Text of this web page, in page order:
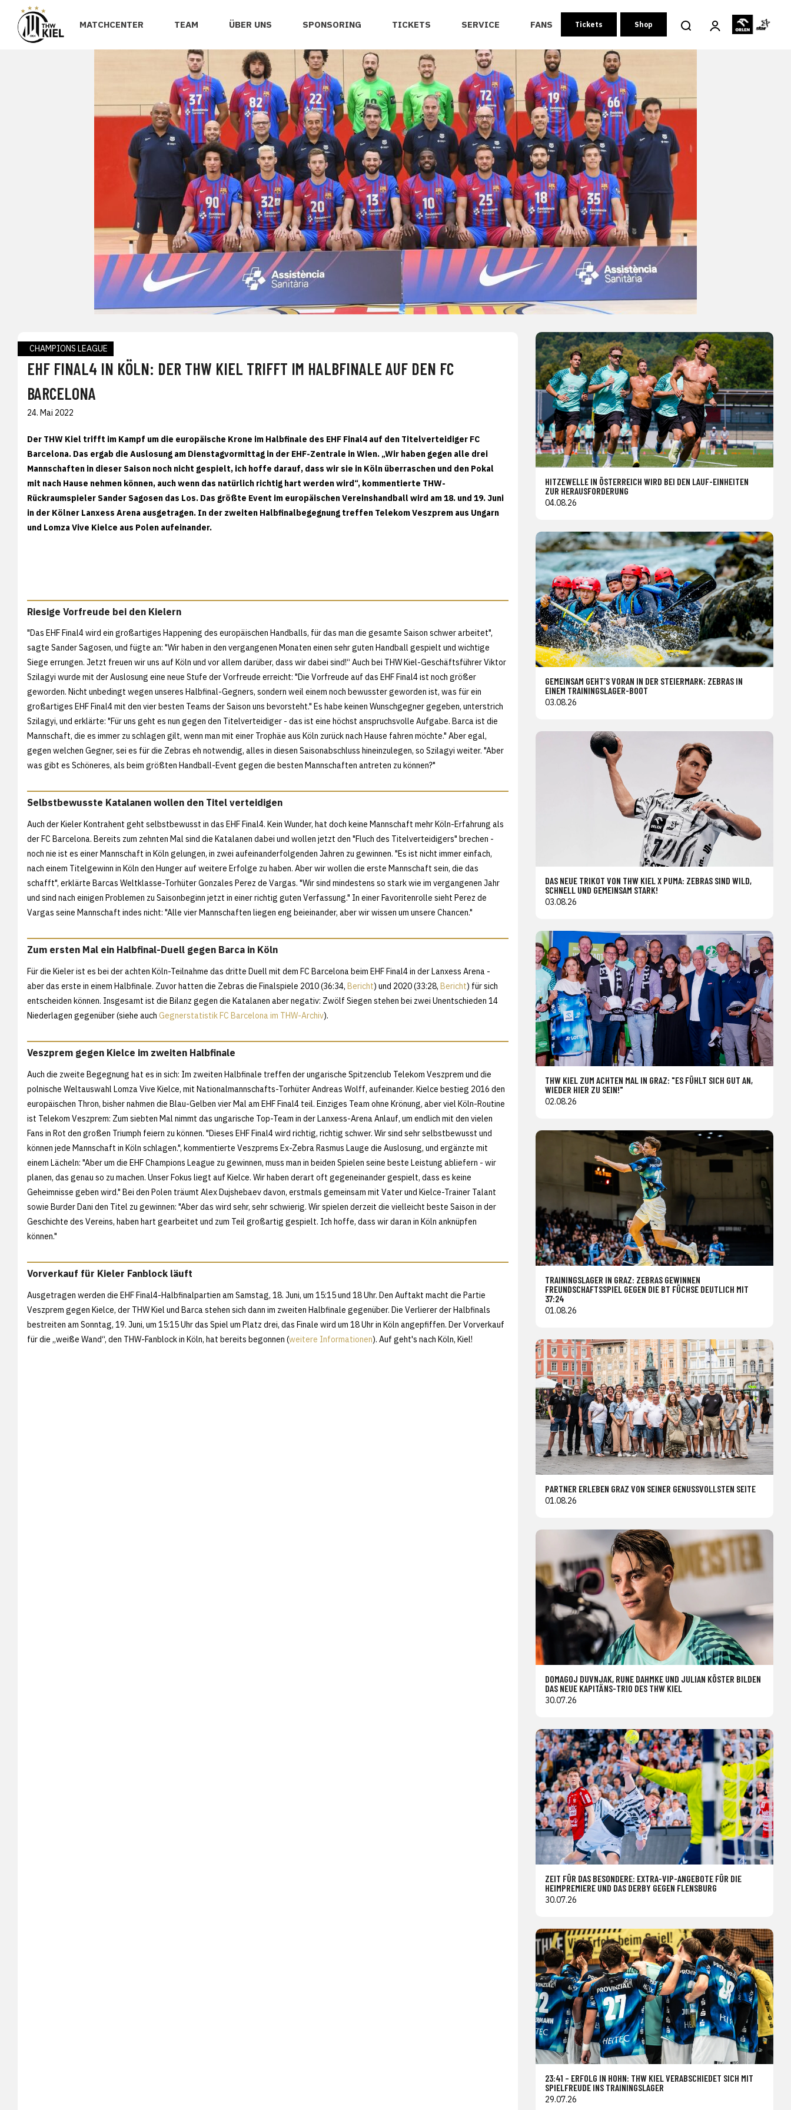
MATCHCENTER TEAM ÜBER UNS SPONSORING TICKETS SERVICE FANS Tickets Shop
CHAMPIONS LEAGUE
EHF FINAL4 IN KÖLN: DER THW KIEL TRIFFT IM HALBFINALE AUF DEN FC
BARCELONA
24. Mai 2022
Der THW Kiel trifft im Kampf um die europäische Krone im Halbfinale des EHF Final4 auf den Titelverteidiger FC
Barcelona. Das ergab die Auslosung am Dienstagvormittag in der EHF-Zentrale in Wien. „Wir haben gegen alle drei
Mannschaften in dieser Saison noch nicht gespielt, ich hoffe darauf, dass wir sie in Köln überraschen und den Pokal
mit nach Hause nehmen können, auch wenn das natürlich richtig hart werden wird“, kommentierte THW-
Rückraumspieler Sander Sagosen das Los. Das größte Event im europäischen Vereinshandball wird am 18. und 19. Juni
in der Kölner Lanxess Arena ausgetragen. In der zweiten Halbfinalbegegnung treffen Telekom Veszprem aus Ungarn
und Lomza Vive Kielce aus Polen aufeinander.
Riesige Vorfreude bei den Kielern
"Das EHF Final4 wird ein großartiges Happening des europäischen Handballs, für das man die gesamte Saison schwer arbeitet",
sagte Sander Sagosen, und fügte an: "Wir haben in den vergangenen Monaten einen sehr guten Handball gespielt und wichtige
Siege errungen. Jetzt freuen wir uns auf Köln und vor allem darüber, dass wir dabei sind!“ Auch bei THW Kiel-Geschäftsführer Viktor
Szilagyi wurde mit der Auslosung eine neue Stufe der Vorfreude erreicht: "Die Vorfreude auf das EHF Final4 ist noch größer
geworden. Nicht unbedingt wegen unseres Halbfinal-Gegners, sondern weil einem noch bewusster geworden ist, was für ein
großartiges EHF Final4 mit den vier besten Teams der Saison uns bevorsteht." Es habe keinen Wunschgegner gegeben, unterstrich
Szilagyi, und erklärte: "Für uns geht es nun gegen den Titelverteidiger - das ist eine höchst anspruchsvolle Aufgabe. Barca ist die
Mannschaft, die es immer zu schlagen gilt, wenn man mit einer Trophäe aus Köln zurück nach Hause fahren möchte." Aber egal,
gegen welchen Gegner, sei es für die Zebras eh notwendig, alles in diesen Saisonabschluss hineinzulegen, so Szilagyi weiter. "Aber
was gibt es Schöneres, als beim größten Handball-Event gegen die besten Mannschaften antreten zu können?"
Selbstbewusste Katalanen wollen den Titel verteidigen
Auch der Kieler Kontrahent geht selbstbewusst in das EHF Final4. Kein Wunder, hat doch keine Mannschaft mehr Köln-Erfahrung als
der FC Barcelona. Bereits zum zehnten Mal sind die Katalanen dabei und wollen jetzt den "Fluch des Titelverteidigers" brechen -
noch nie ist es einer Mannschaft in Köln gelungen, in zwei aufeinanderfolgenden Jahren zu gewinnen. "Es ist nicht immer einfach,
nach einem Titelgewinn in Köln den Hunger auf weitere Erfolge zu haben. Aber wir wollen die erste Mannschaft sein, die das
schafft", erklärte Barcas Weltklasse-Torhüter Gonzales Perez de Vargas. "Wir sind mindestens so stark wie im vergangenen Jahr
und sind nach einigen Problemen zu Saisonbeginn jetzt in einer richtig guten Verfassung." In einer Favoritenrolle sieht Perez de
Vargas seine Mannschaft indes nicht: "Alle vier Mannschaften liegen eng beieinander, aber wir wissen um unsere Chancen."
Zum ersten Mal ein Halbfinal-Duell gegen Barca in Köln
Für die Kieler ist es bei der achten Köln-Teilnahme das dritte Duell mit dem FC Barcelona beim EHF Final4 in der Lanxess Arena -
aber das erste in einem Halbfinale. Zuvor hatten die Zebras die Finalspiele 2010 (36:34, Bericht) und 2020 (33:28, Bericht) für sich
entscheiden können. Insgesamt ist die Bilanz gegen die Katalanen aber negativ: Zwölf Siegen stehen bei zwei Unentschieden 14
Niederlagen gegenüber (siehe auch Gegnerstatistik FC Barcelona im THW-Archiv).
Veszprem gegen Kielce im zweiten Halbfinale
Auch die zweite Begegnung hat es in sich: Im zweiten Halbfinale treffen der ungarische Spitzenclub Telekom Veszprem und die
polnische Weltauswahl Lomza Vive Kielce, mit Nationalmannschafts-Torhüter Andreas Wolff, aufeinander. Kielce bestieg 2016 den
europäischen Thron, bisher nahmen die Blau-Gelben vier Mal am EHF Final4 teil. Einziges Team ohne Krönung, aber viel Köln-Routine
ist Telekom Veszprem: Zum siebten Mal nimmt das ungarische Top-Team in der Lanxess-Arena Anlauf, um endlich mit den vielen
Fans in Rot den großen Triumph feiern zu können. "Dieses EHF Final4 wird richtig, richtig schwer. Wir sind sehr selbstbewusst und
können jede Mannschaft in Köln schlagen.", kommentierte Veszprems Ex-Zebra Rasmus Lauge die Auslosung, und ergänzte mit
einem Lächeln: "Aber um die EHF Champions League zu gewinnen, muss man in beiden Spielen seine beste Leistung abliefern - wir
planen, das genau so zu machen. Unser Fokus liegt auf Kielce. Wir haben derart oft gegeneinander gespielt, dass es keine
Geheimnisse geben wird." Bei den Polen träumt Alex Dujshebaev davon, erstmals gemeinsam mit Vater und Kielce-Trainer Talant
sowie Burder Dani den Titel zu gewinnen: "Aber das wird sehr, sehr schwierig. Wir spielen derzeit die vielleicht beste Saison in der
Geschichte des Vereins, haben hart gearbeitet und zum Teil großartig gespielt. Ich hoffe, dass wir daran in Köln anknüpfen
können."
Vorverkauf für Kieler Fanblock läuft
Ausgetragen werden die EHF Final4-Halbfinalpartien am Samstag, 18. Juni, um 15:15 und 18 Uhr. Den Auftakt macht die Partie
Veszprem gegen Kielce, der THW Kiel und Barca stehen sich dann im zweiten Halbfinale gegenüber. Die Verlierer der Halbfinals
bestreiten am Sonntag, 19. Juni, um 15:15 Uhr das Spiel um Platz drei, das Finale wird um 18 Uhr in Köln angepfiffen. Der Vorverkauf
für die „weiße Wand“, den THW-Fanblock in Köln, hat bereits begonnen (weitere Informationen). Auf geht's nach Köln, Kiel!
HITZEWELLE IN ÖSTERREICH WIRD BEI DEN LAUF-EINHEITEN
ZUR HERAUSFORDERUNG
04.08.26
GEMEINSAM GEHT’S VORAN IN DER STEIERMARK: ZEBRAS IN
EINEM TRAININGSLAGER-BOOT
03.08.26
DAS NEUE TRIKOT VON THW KIEL X PUMA: ZEBRAS SIND WILD,
SCHNELL UND GEMEINSAM STARK!
03.08.26
THW KIEL ZUM ACHTEN MAL IN GRAZ: "ES FÜHLT SICH GUT AN,
WIEDER HIER ZU SEIN!"
02.08.26
TRAININGSLAGER IN GRAZ: ZEBRAS GEWINNEN
FREUNDSCHAFTSSPIEL GEGEN DIE BT FÜCHSE DEUTLICH MIT
37:24
01.08.26
PARTNER ERLEBEN GRAZ VON SEINER GENUSSVOLLSTEN SEITE
01.08.26
DOMAGOJ DUVNJAK, RUNE DAHMKE UND JULIAN KÖSTER BILDEN
DAS NEUE KAPITÄNS-TRIO DES THW KIEL
30.07.26
ZEIT FÜR DAS BESONDERE: EXTRA-VIP-ANGEBOTE FÜR DIE
HEIMPREMIERE UND DAS DERBY GEGEN FLENSBURG
30.07.26
23:41 – ERFOLG IN HOHN: THW KIEL VERABSCHIEDET SICH MIT
SPIELFREUDE INS TRAININGSLAGER
29.07.26